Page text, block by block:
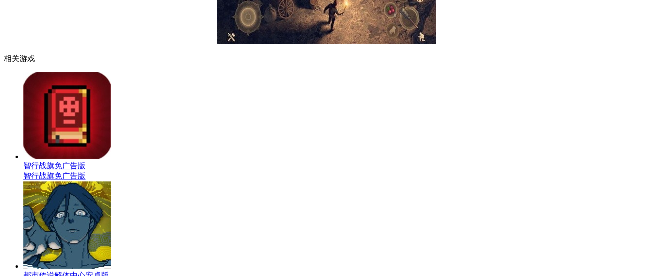
相关游戏
智行战旗免广告版
智行战旗免广告版